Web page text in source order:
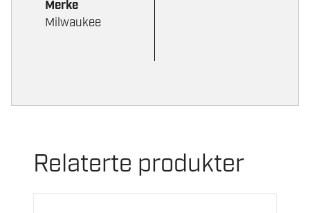
Merke
Milwaukee
Relaterte produkter